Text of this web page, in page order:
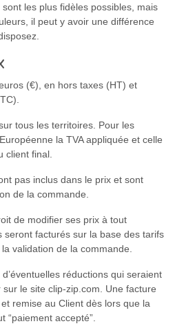
les plus fidèles possibles, mais
il peut y avoir une différence
(€), en hors taxes (HT) et
tous les territoires. Pour les
la TVA appliquée et celle
client final.
pas inclus dans le prix et sont
de la commande.
de modifier ses prix à tout
seront facturés sur la base des tarifs
validation de la commande.
réductions qui seraient
le site clip-zip.com. Une facture
remise au Client dès lors que la
“paiement accepté”.